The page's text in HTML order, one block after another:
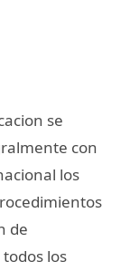
se
con
los
de
los